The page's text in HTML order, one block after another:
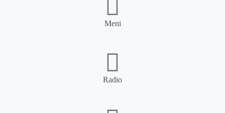
Meni
Radio